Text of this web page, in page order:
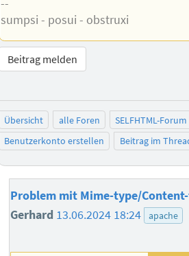
--
sumpsi - posui - obstruxi
Beitrag melden
Übersicht alle Foren
SELFHTML-Forum
Benutzerkonto erstellen
Beitrag im
Problem mit Mime-type/
Gerhard 13.06.2024 18:24 apache